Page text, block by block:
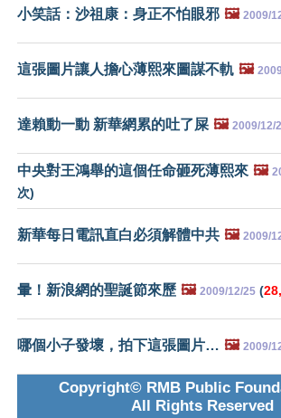
小笑話：沙祖康：身正不怕眼邪 🖼️ 2009/
這張圖片讓人擔心薄熙來圖謀不軌 🖼️
達賴動一動 新華網累的吐了屎 🖼️ 2009/12/
中央對王鴻舉的這個任命砸死薄熙來 🖼️
次)
新華每日電訊直白必須解體中共 🖼️ 2009/
暈！新浪網的聖誕節來歷 🖼️ 2009/12/25 (
哪個小子發壞，拍下這張圖片… 🖼️ 2009/
Copyright© RMB Public
All Rights Reserved